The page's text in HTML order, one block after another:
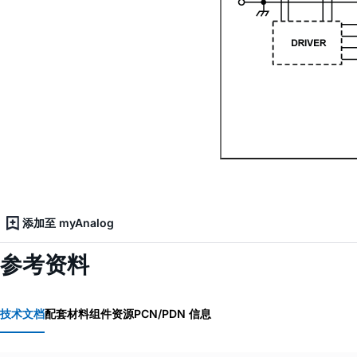
添加至 myAnalog
参考资料
技术文档配套材料组件资源PCN/PDN 信息